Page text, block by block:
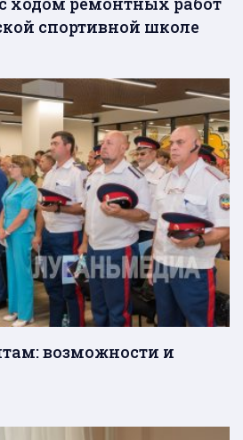
спортивной школе
возможности и